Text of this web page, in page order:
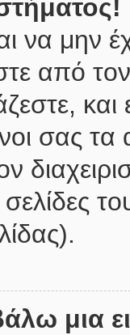
να μην
από
και
σας
μια